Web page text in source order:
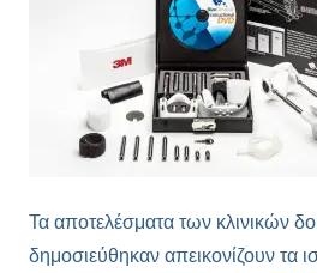
Τα αποτελέσματα των κλινικών
δημοσιεύθηκαν απεικονίζουν τα